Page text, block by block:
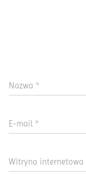
Nazwa *
E-mail *
Witryna internetowa